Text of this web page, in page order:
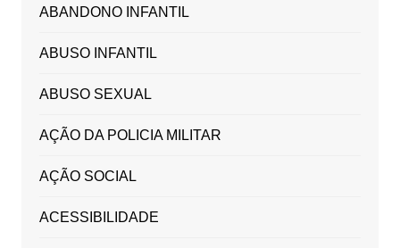
ABANDONO INFANTIL
ABUSO INFANTIL
ABUSO SEXUAL
AÇÃO DA POLICIA MILITAR
AÇÃO SOCIAL
ACESSIBILIDADE